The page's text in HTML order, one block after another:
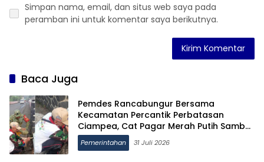
Simpan nama, email, dan situs web saya pada
peramban ini untuk komentar saya berikutnya.
Baca Juga
Pemdes Rancabungur Bersama
Kecamatan Percantik Perbatasan
Ciampea, Cat Pagar Merah Putih Sambut
HUT RI ke-81
Pemerintahan 31 Juli 2026